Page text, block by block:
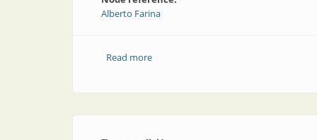
Alberto Farina
Read moreabout Un componente fundamental, el